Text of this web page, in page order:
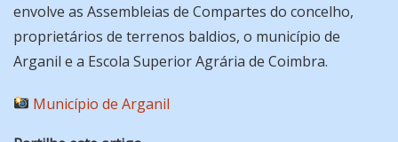
envolve as Assembleias de Compartes do concelho,
proprietários de terrenos baldios, o município de
Arganil e a Escola Superior Agrária de Coimbra.
Município de Arganil